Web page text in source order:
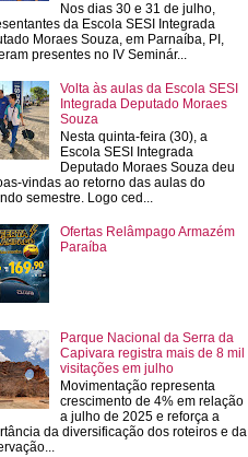
Nos dias 30 e 31 de julho,
da Escola SESI Integrada
Moraes Souza, em Parnaíba, PI,
presentes no IV Seminár...
Volta às aulas da Escola SESI
Integrada Deputado Moraes
Souza
Nesta quinta-feira (30), a
Escola SESI Integrada
Deputado Moraes Souza deu
vindas ao retorno das aulas do
semestre. Logo ced...
Ofertas Relâmpago Armazém
Paraíba
Parque Nacional da Serra da
Capivara registra mais de 8 mil
visitações em julho
Movimentação representa
crescimento de 4% em relação
a julho de 2025 e reforça a
da diversificação dos roteiros e da